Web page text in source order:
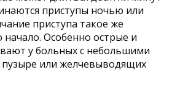
приступы ночью или
приступа такое же
начало. Особенно острые и
у больных с небольшими
или желчевыводящих